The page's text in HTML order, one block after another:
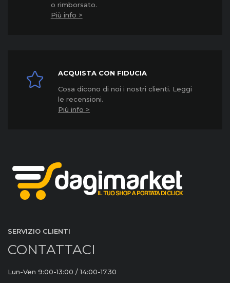
o rimborsato.
Più info >
ACQUISTA CON FIDUCIA
Cosa dicono di noi i nostri clienti. Leggi
le recensioni.
Più info >
SERVIZIO CLIENTI
CONTATTACI
Lun-Ven 9:00-13:00 / 14:00-17.30